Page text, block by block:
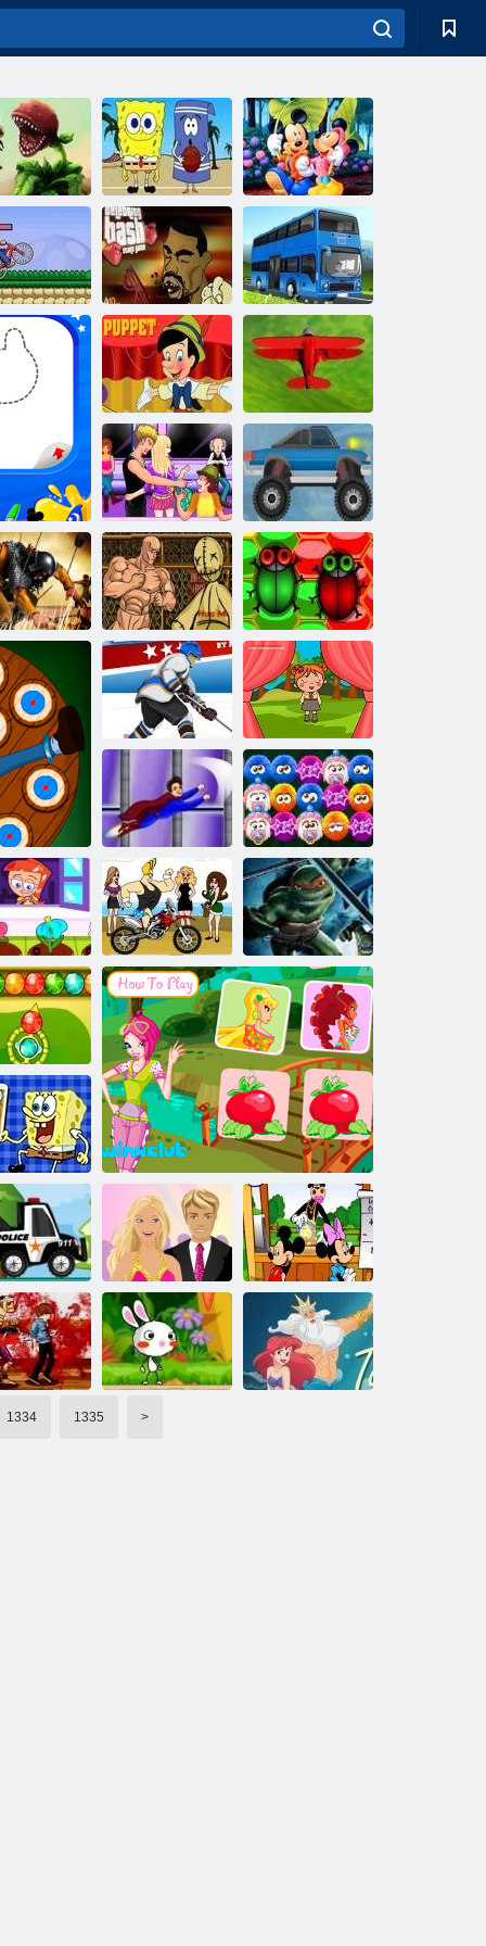
contre
insectes
Beach-volley
avec Bob
l'éponge
Mickey Mouse:
trouver une
étoile
BMXe
Boxe avec des
célébrités
Prélever un
autobus à deux
étages
Danse de
Pinocchio
3D figures
aériennes
Peeper le tram Course de neige
de
Walter
Combats fous Extracteur
Hockey sur
glace
Lily il va sur le
camping
Homme de
Superman
d'acier
Woobies
Breaking
studio
de fleur
Johnny Bravo
Tricks Plage
Teenage Mutant
Ninja Turtles Le
Retour du Roi
coloré
Winx Club Memorial Trick
de
Bob
l'éponge
camion de la
police
Barbie et Ken
Baiser
Carabelli
Lemonade Stand
est de 50 pour
verre
1334 1335 >